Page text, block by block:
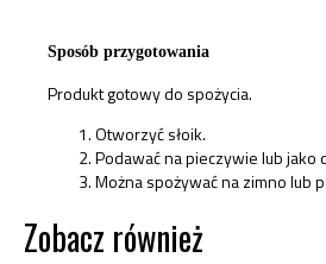
Sposób przygotowania
Produkt gotowy do spożycia.
Otworzyć słoik.
Podawać na pieczywie lub jako
Można spożywać na zimno lub
Zobacz również